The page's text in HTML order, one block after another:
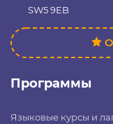
SW5 9EB
Программы
Языковые курсы и